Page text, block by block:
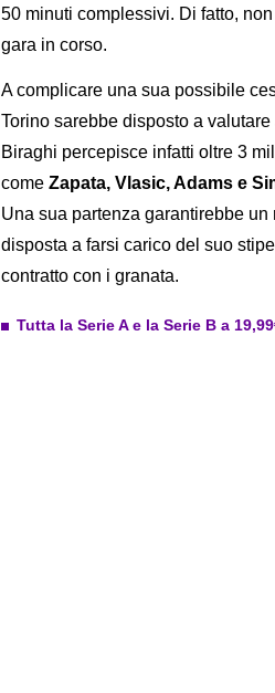
50 minuti complessivi. Di fatto,
gara in corso.
A complicare una sua possibile
Torino sarebbe disposto a
Biraghi percepisce infatti oltre 3
come Zapata, Vlasic, Adams e
Una sua partenza garantirebbe
disposta a farsi carico del suo
contratto con i granata.
Tutta la Serie A e la Serie B a